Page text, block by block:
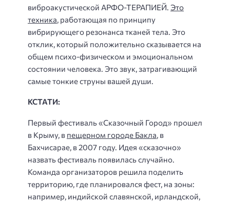
виброакустической АРФО-ТЕРАПИЕЙ. Это
техника, работающая по принципу
вибрирующего резонанса тканей тела. Это
отклик, который положительно сказывается на
общем психо-физическом и эмоциональном
состоянии человека. Это звук, затрагивающий
самые тонкие струны вашей души.
КСТАТИ:
Первый фестиваль «Сказочный Город» прошел
в Крыму, в пещерном городе Бакла, в
Бахчисарае, в 2007 году. Идея «сказочно»
назвать фестиваль появилась случайно.
Команда организаторов решила поделить
территорию, где планировался фест, на зоны:
например, индийской славянской, ирландской,